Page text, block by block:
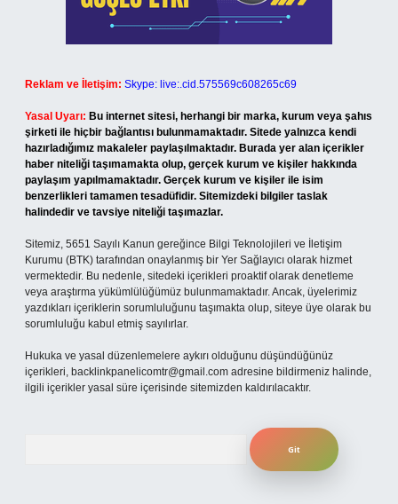
Reklam ve İletişim: Skype: live:.cid.575569c608265c69
Yasal Uyarı: Bu internet sitesi, herhangi bir marka, kurum veya şahıs
şirketi ile hiçbir bağlantısı bulunmamaktadır. Sitede yalnızca kendi
hazırladığımız makaleler paylaşılmaktadır. Burada yer alan içerikler
haber niteliği taşımamakta olup, gerçek kurum ve kişiler hakkında
paylaşım yapılmamaktadır. Gerçek kurum ve kişiler ile isim
benzerlikleri tamamen tesadüfidir. Sitemizdeki bilgiler taslak
halindedir ve tavsiye niteliği taşımazlar.
Sitemiz, 5651 Sayılı Kanun gereğince Bilgi Teknolojileri ve İletişim
Kurumu (BTK) tarafından onaylanmış bir Yer Sağlayıcı olarak hizmet
vermektedir. Bu nedenle, sitedeki içerikleri proaktif olarak denetleme
veya araştırma yükümlülüğümüz bulunmamaktadır. Ancak, üyelerimiz
yazdıkları içeriklerin sorumluluğunu taşımakta olup, siteye üye olarak bu
sorumluluğu kabul etmiş sayılırlar.
Hukuka ve yasal düzenlemelere aykırı olduğunu düşündüğünüz
içerikleri, backlinkpanelicomtr@gmail.com adresine bildirmeniz halinde,
ilgili içerikler yasal süre içerisinde sitemizden kaldırılacaktır.